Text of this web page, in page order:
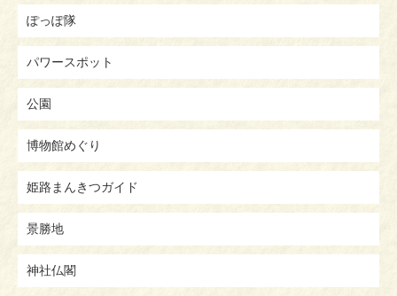
ぽっぽ隊
パワースポット
公園
博物館めぐり
姫路まんきつガイド
景勝地
神社仏閣